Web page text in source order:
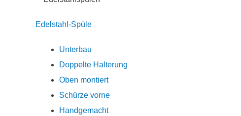
Edelstahl-Spüle
Unterbau
Doppelte Halterung
Oben montiert
Schürze vorne
Handgemacht